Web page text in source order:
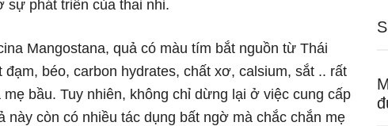
sự phát triển của thai nhi.
Mangostana, quả có màu tím bắt nguồn từ Thái
béo, carbon hydrates, chất xơ, calsium, sắt .. rất
bầu. Tuy nhiên, không chỉ dừng lại ở việc cung cấp
này còn có nhiều tác dụng bất ngờ mà chắc chắn mẹ